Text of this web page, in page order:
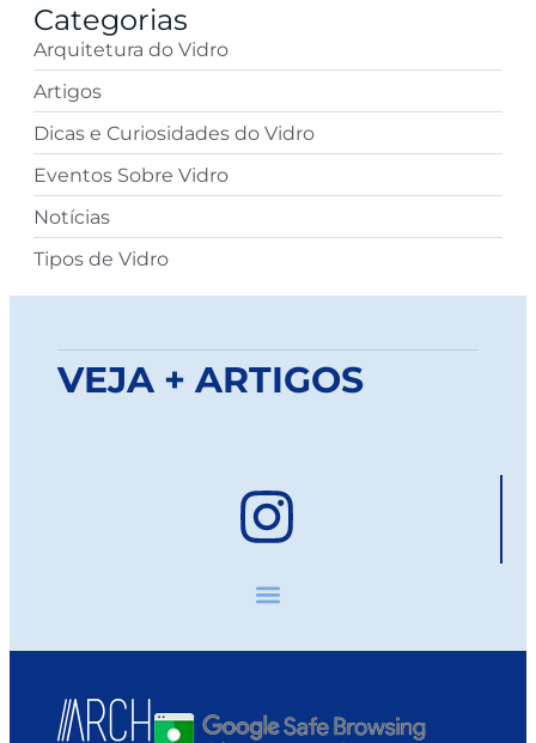
Categorias
Arquitetura do Vidro
Artigos
Dicas e Curiosidades do Vidro
Eventos Sobre Vidro
Notícias
Tipos de Vidro
VEJA + ARTIGOS